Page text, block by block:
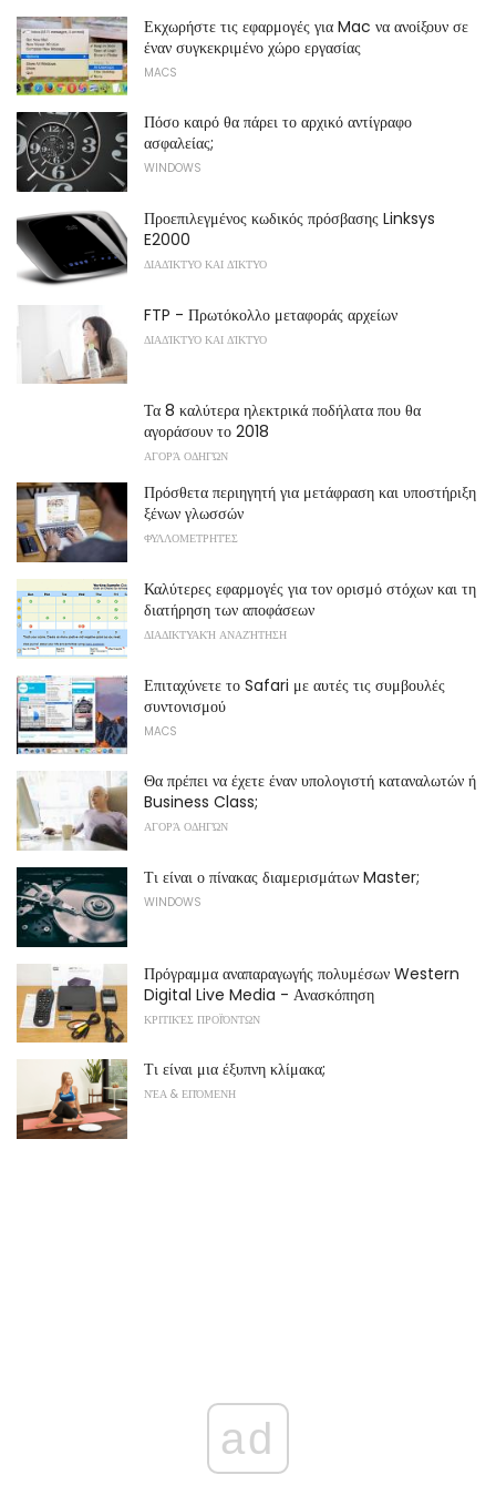
Εκχωρήστε τις εφαρμογές για Mac να ανοίξουν σε
έναν συγκεκριμένο χώρο εργασίας
MACS
Πόσο καιρό θα πάρει το αρχικό αντίγραφο
ασφαλείας;
WINDOWS
Προεπιλεγμένος κωδικός πρόσβασης Linksys
E2000
ΔΙΑΔΊΚΤΥΟ ΚΑΙ ΔΊΚΤΥΟ
FTP - Πρωτόκολλο μεταφοράς αρχείων
ΔΙΑΔΊΚΤΥΟ ΚΑΙ ΔΊΚΤΥΟ
Τα 8 καλύτερα ηλεκτρικά ποδήλατα που θα
αγοράσουν το 2018
ΑΓΟΡΆ ΟΔΗΓΏΝ
Πρόσθετα περιηγητή για μετάφραση και υποστήριξη
ξένων γλωσσών
ΦΥΛΛΟΜΕΤΡΗΤΈΣ
Καλύτερες εφαρμογές για τον ορισμό στόχων και τη
διατήρηση των αποφάσεων
ΔΙΑΔΙΚΤΥΑΚΉ ΑΝΑΖΉΤΗΣΗ
Επιταχύνετε το Safari με αυτές τις συμβουλές
συντονισμού
MACS
Θα πρέπει να έχετε έναν υπολογιστή καταναλωτών ή
Business Class;
ΑΓΟΡΆ ΟΔΗΓΏΝ
Τι είναι ο πίνακας διαμερισμάτων Master;
WINDOWS
Πρόγραμμα αναπαραγωγής πολυμέσων Western
Digital Live Media - Ανασκόπηση
ΚΡΙΤΙΚΈΣ ΠΡΟΪΌΝΤΩΝ
Τι είναι μια έξυπνη κλίμακα;
ΝΈΑ & ΕΠΌΜΕΝΗ
ad